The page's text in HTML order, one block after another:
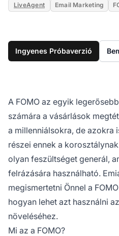
LiveAgent Email Marketing
Ingyenes Próbaverzió
A FOMO az egyik
számára a vásárlások
a millenniálsokra, de azokra
részei ennek a
olyan feszültséget generál,
felrázására használható.
megismertetni Önnel a
hogyan lehet azt használni
növeléséhez.
Mi az a FOMO?